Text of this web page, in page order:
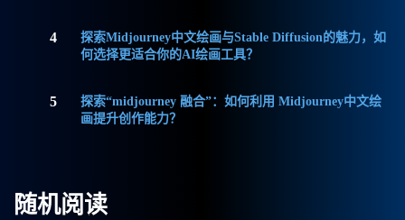
4
探索Midjourney中文绘画与Stable Diffusion的魅力，如
何选择更适合你的AI绘画工具？
5
探索“midjourney 融合”：如何利用 Midjourney中文绘
画提升创作能力？
随机阅读